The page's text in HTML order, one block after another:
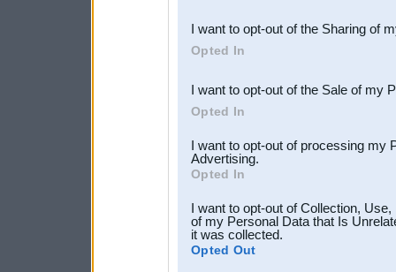
Downstream Participants
third parties.
I want to opt-out of the Sharing of
Opted In
I want to opt-out of the Sale of my
Opted In
I want to opt-out of processing my
Advertising.
Opted In
I want to opt-out of Collection,
of my Personal Data that Is
it was collected.
Opted Out